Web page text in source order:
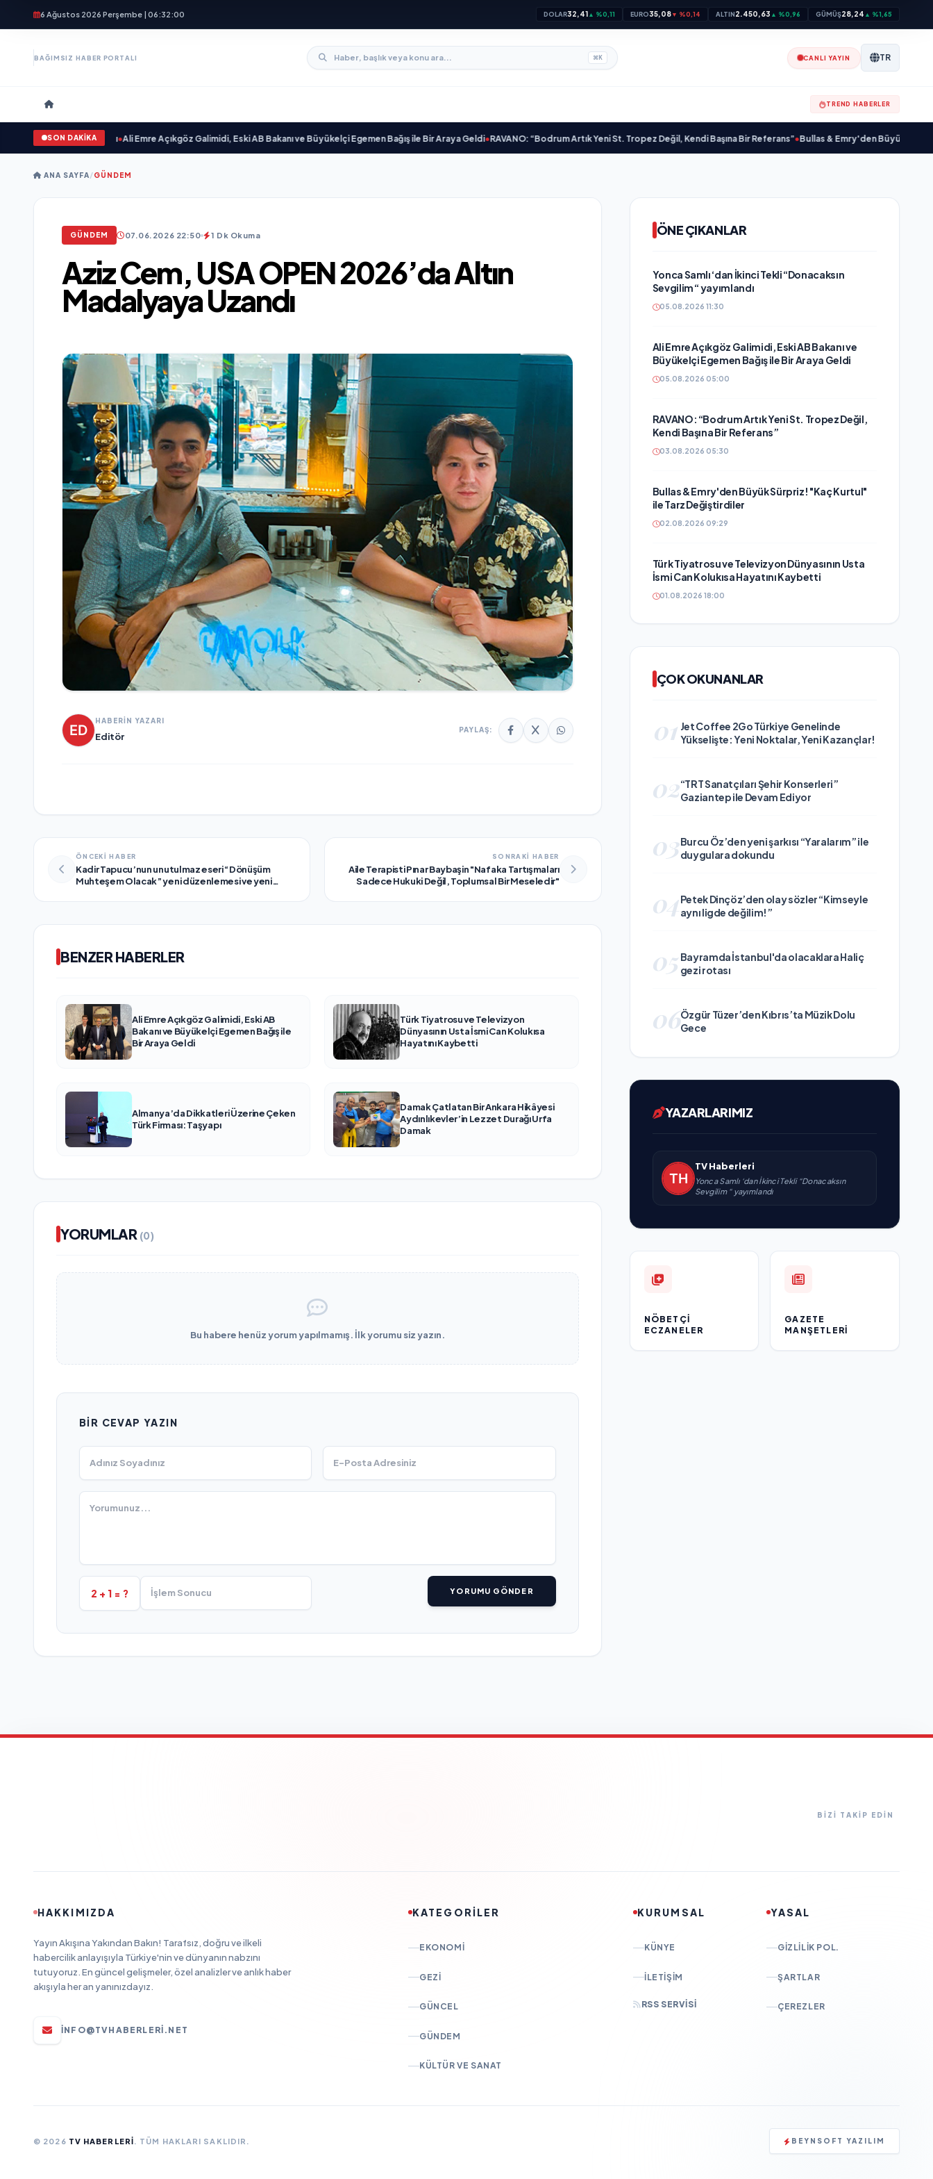
6 Ağustos 2026 Perşembe | 06:32:01 DOLAR32,41▲ %0,11 EURO35,08▼ %0,14 ALTIN2.450,63 ▲ %0,96 GÜMÜŞ28,24 ▲ %1,65
BAĞIMSIZ HABER PORTALI ⌘K CANLI YAYIN TR
TREND HABERLER
SON DAKİKA
“ yayımlandı•Ali Emre Açıkgöz Galimidi, Eski AB Bakanı ve Büyükelçi Egemen Bağış ile Bir Araya Geldi•RAVANO: “Bodrum Artık Yeni St. Tropez Değil, Kendi Başına Bir Referans”•Bullas & Emry'den Büyük Sürpriz!
ANA SAYFA/GÜNDEM
GÜNDEM 07.06.2026 22:50 1 Dk Okuma
Aziz Cem, USA OPEN 2026’da Altın
Madalyaya Uzandı
HABERİN YAZARI
Editör
PAYLAŞ:
ÖNCEKİ HABER
Kadir Tapucu’nun unutulmaz eseri “Dönüşüm
Muhteşem Olacak” yeni düzenlemesi ve yeni
SONRAKİ HABER
Aile Terapisti Pınar Baybaşin "Nafaka Tartışmaları
Sadece Hukuki Değil, Toplumsal Bir Meseledir"
BENZER HABERLER
Ali Emre Açıkgöz Galimidi, Eski AB
Bakanı ve Büyükelçi Egemen Bağış ile
Bir Araya Geldi
Türk Tiyatrosu ve Televizyon
Dünyasının Usta İsmi Can Kolukısa
Hayatını Kaybetti
Almanya’da Dikkatleri Üzerine Çeken
Türk Firması: Taşyapı
Damak Çatlatan Bir Ankara Hikâyesi
Aydınlıkevler’in Lezzet Durağı Urfa
Damak
YORUMLAR (0)
Bu habere henüz yorum yapılmamış. İlk yorumu siz yazın.
BIR CEVAP YAZIN
2 + 1 = ? YORUMU GÖNDER
ÖNE ÇIKANLAR
Yonca Samlı ‘dan İkinci Tekli “Donacaksın
Sevgilim “ yayımlandı
05.08.2026 11:30
Ali Emre Açıkgöz Galimidi, Eski AB Bakanı ve
Büyükelçi Egemen Bağış ile Bir Araya Geldi
05.08.2026 05:00
RAVANO: “Bodrum Artık Yeni St. Tropez Değil,
Kendi Başına Bir Referans”
03.08.2026 05:30
Bullas & Emry'den Büyük Sürpriz! "Kaç Kurtul"
ile Tarz Değiştirdiler
02.08.2026 09:29
Türk Tiyatrosu ve Televizyon Dünyasının Usta
İsmi Can Kolukısa Hayatını Kaybetti
01.08.2026 18:00
ÇOK OKUNANLAR
01 Jet Coffee 2Go Türkiye Genelinde
Yükselişte: Yeni Noktalar, Yeni Kazançlar!
02“TRT Sanatçıları Şehir Konserleri”
Gaziantep ile Devam Ediyor
03Burcu Öz’den yeni şarkısı “Yaralarım” ile
duygulara dokundu
04Petek Dinçöz’den olay sözler “Kimseyle
aynı ligde değilim!”
05 Bayramda İstanbul'da olacaklara Haliç
gezi rotası
06Özgür Tüzer’den Kıbrıs’ta Müzik Dolu
Gece
YAZARLARIMIZ
TV Haberleri
Yonca Samlı ‘dan İkinci Tekli “Donacaksın
Sevgilim “ yayımlandı
NÖBETÇI
ECZANELER
GAZETE
MANŞETLERI
BİZİ TAKİP EDİN
HAKKIMIZDA
Yayın Akışına Yakından Bakın! Tarafsız, doğru ve ilkeli
habercilik anlayışıyla Türkiye'nin ve dünyanın nabzını
tutuyoruz. En güncel gelişmeler, özel analizler ve anlık haber
akışıyla her an yanınızdayız.
INFO@TVHABERLERI.NET
KATEGORİLER
EKONOMI
GEZI
GÜNCEL
GÜNDEM
KÜLTÜR VE SANAT
KURUMSAL
KÜNYE
İLETIŞIM
RSS SERVISI
YASAL
GIZLILIK POL.
ŞARTLAR
ÇEREZLER
© 2026 TV HABERLERI. TÜM HAKLARI SAKLIDIR. BEYNSOFT YAZILIM